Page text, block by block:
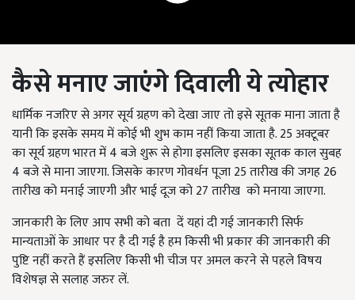
कैसे मनाए जाएंगे दिवाली ये त्योहार
धार्मिक नजरिए से अगर सूर्य ग्रहण को देखा जाए तोइसेसूतक माना जाता है
यानी कि इसके समय में कोई भी शुभ काम नहीं किया जाता है. 25 अक्टूबर
का सूर्य ग्रहण भारत में 4 बजे शुरू से होगा इसलिए इसका सूतक काल सुबह
4 बजे से माना जाएगा. जिसके कारण गोवर्धन पूजा 25 तारीखकी जगह26
तारीख को मनाई जाएगी और भाई दूज को 27 तारीख को मनाया जाएगा.
जानकारी के लिए आप सभी को बता दें यहां दी गई जानकारी सिर्फ
मान्यताओं के आधार पर है दी गई है हम किसी भी प्रकार की जानकारी की
पुष्टि नहींकरतेहैं इसलिए किसी भी चीज पर अमल करने से पहले विषय
विशेषज्ञ से सलाह जरुर लें.